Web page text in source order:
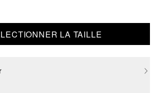
LA TAILLE